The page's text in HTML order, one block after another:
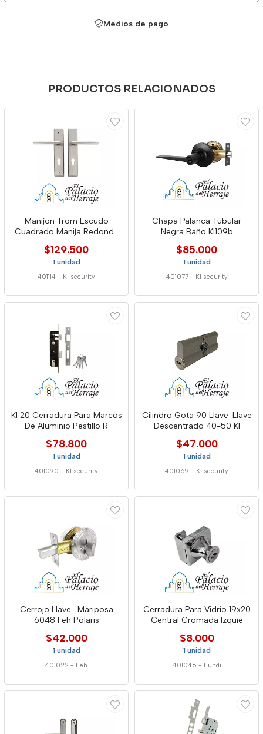
Medios de pago
PRODUCTOS RELACIONADOS
Manijon Trom Escudo
Cuadrado Manija Redonda
$129.500
1 unidad
401114 - Kl security
Chapa Palanca Tubular
Negra Baño Kl109b
$85.000
1 unidad
401077 - Kl security
Kl 20 Cerradura Para Marcos
De Aluminio Pestillo R
$78.800
1 unidad
401090 - Kl security
Cilindro Gota 90 Llave-Llave
Descentrado 40-50 Kl
$47.000
1 unidad
401069 - Kl security
Cerrojo Llave -Mariposa
6048 Feh Polaris
$42.000
1 unidad
401022 - Feh
Cerradura Para Vidrio 19x20
Central Cromada Izquie
$8.000
1 unidad
401046 - Fundi